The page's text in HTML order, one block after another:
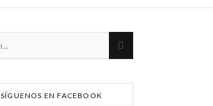
SÍGUENOS EN FACEBOOK